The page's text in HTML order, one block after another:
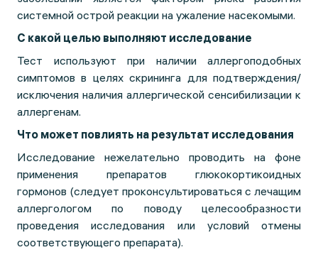
системной острой реакции на ужаление насекомыми.
С какой целью выполняют исследование
Тест используют при наличии аллергоподобных
симптомов в целях скрининга для подтверждения/
исключения наличия аллергической сенсибилизации к
аллергенам.
Что может повлиять на результат исследования
Исследование нежелательно проводить на фоне
применения препаратов глюкокортикоидных
гормонов (следует проконсультироваться с лечащим
аллергологом по поводу целесообразности
проведения исследования или условий отмены
соответствующего препарата).